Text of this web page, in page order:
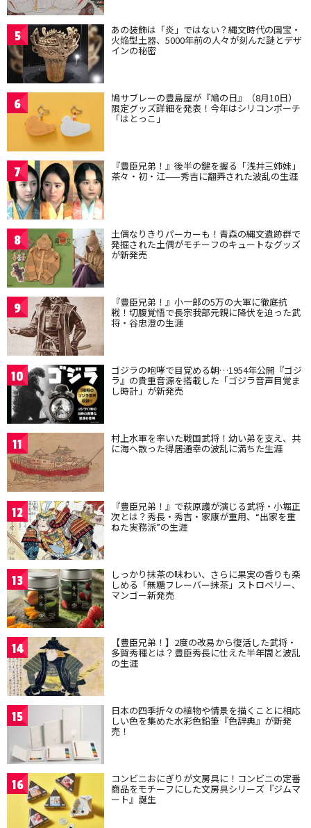
5 あの装飾は「炎」ではない？縄文時代の国宝・
火焔型土器、5000年前の人々が刻んだ謎とデザ
インの秘密
6 鳩サブレーの豊島屋が『鳩の日』（8月10日）
限定グッズ詳細を発表！今年はシリコンポーチ
「はとっこ」
7 『豊臣兄弟！』後半の鍵を握る「浅井三姉妹」
茶々・初・江——秀吉に翻弄された波乱の生涯
8 土偶なりきりパーカーも！青森の縄文遺跡群で
発掘された土偶がモチーフのキュートなグッズ
が新発売
9 『豊臣兄弟！』小一郎の5万の大軍に徹底抗
戦！切腹覚悟で長宗我部元親に降伏を迫った武
将・谷忠澄の生涯
10 ゴジラの咆哮で目覚める朝…1954年公開『ゴジ
ラ』の貴重音源を搭載した「ゴジラ音声目覚ま
し時計」が新発売
11 村上水軍を率いた戦国武将！幼い弟を支え、共
に海へ散った得居通幸の波乱に満ちた生涯
12 『豊臣兄弟！』で萩原護が演じる武将・小堀正
次とは？秀長・秀吉・家康が重用、“出家を重
ねた実務派”の生涯
13 しっかり抹茶の味わい、さらに果実の香りも楽
しめる「無糖フレーバー抹茶」ストロベリー、
マンゴー新発売
14 【豊臣兄弟！】2度の改易から復活した武将・
多賀秀種とは？豊臣秀長に仕えた半年間と波乱
の生涯
15 日本の四季折々の植物や情景を描くことに相応
しい色を集めた水彩色鉛筆『色辞典』が新発
売！
16 コンビニおにぎりが文房具に！コンビニの定番
商品をモチーフにした文房具シリーズ『ジムマ
ート』誕生